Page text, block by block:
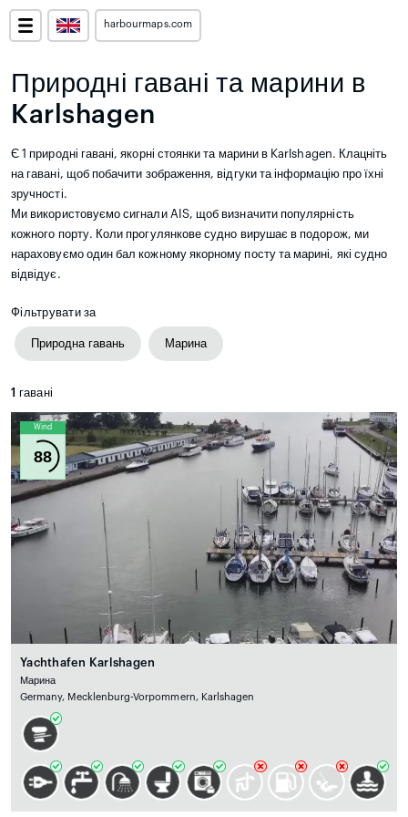
harbourmaps.com
Природні гавані та марини в
Karlshagen
Є 1 природні гавані, якорні стоянки та марини в Karlshagen. Клацніть
на гавані, щоб побачити зображення, відгуки та інформацію про їхні
зручності.
Ми використовуємо сигнали AIS, щоб визначити популярність
кожного порту. Коли прогулянкове судно вирушає в подорож, ми
нараховуємо один бал кожному якорному посту та марині, які судно
відвідує.
Фільтрувати за
Природна гавань Марина
1 гавані
Wind
88
Yachthafen Karlshagen
Марина
Germany, Mecklenburg-Vorpommern, Karlshagen